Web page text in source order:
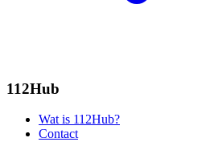
112Hub
Wat is 112Hub?
Contact